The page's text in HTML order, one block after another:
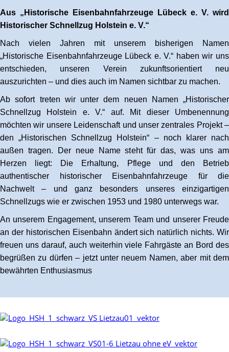
Aus „Historische Eisenbahnfahrzeuge Lübeck e. V. wird
Historischer Schnellzug Holstein e. V.“
Nach vielen Jahren mit unserem bisherigen Namen
„Historische Eisenbahnfahrzeuge Lübeck e. V.“ haben wir uns
entschieden, unseren Verein zukunftsorientiert neu
auszurichten – und dies auch im Namen sichtbar zu machen.
Ab sofort treten wir unter dem neuen Namen „Historischer
Schnellzug Holstein e. V.“ auf. Mit dieser Umbenennung
möchten wir unsere Leidenschaft und unser zentrales Projekt –
den „Historischen Schnellzug Holstein“ – noch klarer nach
außen tragen. Der neue Name steht für das, was uns am
Herzen liegt: Die Erhaltung, Pflege und den Betrieb
authentischer historischer Eisenbahnfahrzeuge für die
Nachwelt – und ganz besonders unseres einzigartigen
Schnellzugs wie er zwischen 1953 und 1980 unterwegs war.
An unserem Engagement, unserem Team und unserer Freude
an der historischen Eisenbahn ändert sich natürlich nichts. Wir
freuen uns darauf, auch weiterhin viele Fahrgäste an Bord des
begrüßen zu dürfen – jetzt unter neuem Namen, aber mit dem
bewährten Enthusiasmus